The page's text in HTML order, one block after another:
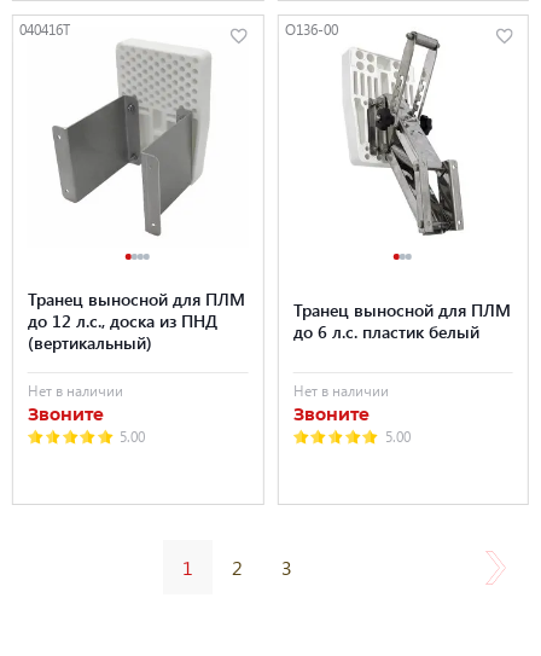
040416T
Транец выносной для ПЛМ
до 12 л.с., доска из ПНД
(вертикальный)
Нет в наличии
Звоните
5.00
O136-00
Транец выносной для ПЛМ
до 6 л.с. пластик белый
Нет в наличии
Звоните
5.00
1 2 3